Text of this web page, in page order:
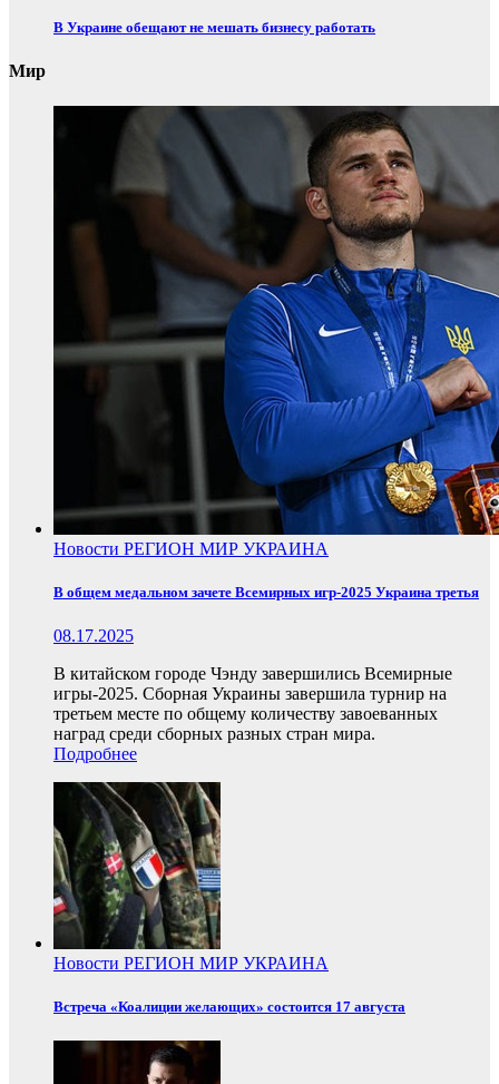
В Украине обещают не мешать бизнесу работать
Мир
Новости РЕГИОН МИР УКРАИНА
В общем медальном зачете Всемирных игр-2025 Украина третья
08.17.2025
В китайском городе Чэнду завершились Всемирные
игры-2025. Сборная Украины завершила турнир на
третьем месте по общему количеству завоеванных
наград среди сборных разных стран мира.
Подробнее
Новости РЕГИОН МИР УКРАИНА
Встреча «Коалиции желающих» состоится 17 августа